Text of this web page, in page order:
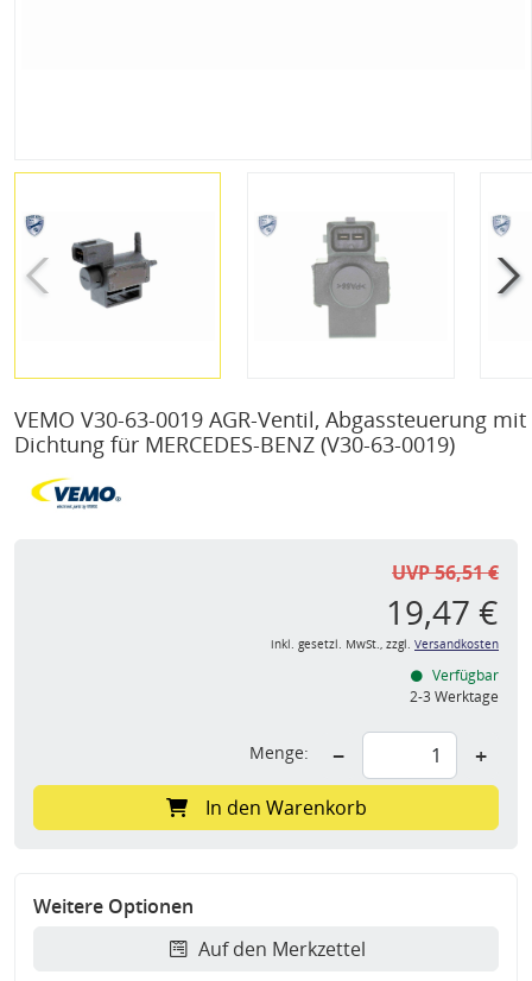
VEMO V30-63-0019 AGR-Ventil, Abgassteuerung mit
Dichtung für MERCEDES-BENZ (V30-63-0019)
UVP 56,51 €
19,47 €
inkl. gesetzl. MwSt., zzgl. Versandkosten
Verfügbar
2-3 Werktage
Menge: − +
In den Warenkorb
Weitere Optionen
Auf den Merkzettel